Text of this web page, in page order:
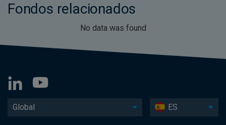
Fondos relacionados
No data was found
Global ES